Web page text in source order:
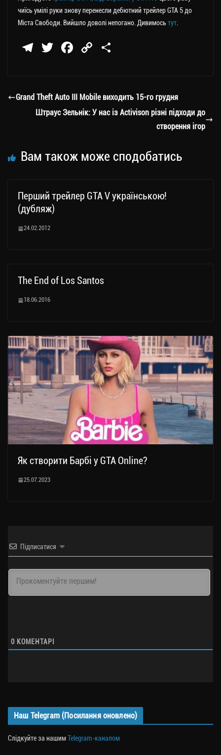
чиїсь умілі руки знову перенесли дебютний трейлер GTA 5 до
Міста Свободи. Вийшло доволі непогано. Дивимосьтут
Te
a
m
T
er
Fa
ok
C
Li
nk
ли
ти
Grand Theft Auto III Mobile виходить 15-го грудня
Штраус Зельнік: У нас із Activison різні підходи до
створення ігор
Вам також може сподобатись
Перший трейлер GTA V українською!
(дубляж)
24.02.2012
The End of Los Santos
18.06.2016
Як створити Барбі у GTA Online?
25.07.2023
Підписатися
0 КОМЕНТАРІ
Наш Telegram (Посилання оновлено)
Слідкуйте за нашимTelegram-каналом